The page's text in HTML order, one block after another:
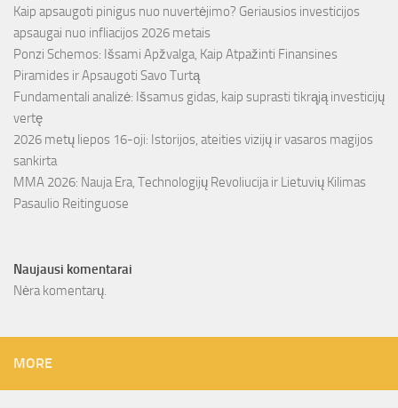
Kaip apsaugoti pinigus nuo nuvertėjimo? Geriausios investicijos
apsaugai nuo infliacijos 2026 metais
Ponzi Schemos: Išsami Apžvalga, Kaip Atpažinti Finansines
Piramides ir Apsaugoti Savo Turtą
Fundamentali analizė: Išsamus gidas, kaip suprasti tikrąją investicijų
vertę
2026 metų liepos 16-oji: Istorijos, ateities vizijų ir vasaros magijos
sankirta
MMA 2026: Nauja Era, Technologijų Revoliucija ir Lietuvių Kilimas
Pasaulio Reitinguose
Naujausi komentarai
Nėra komentarų.
MORE